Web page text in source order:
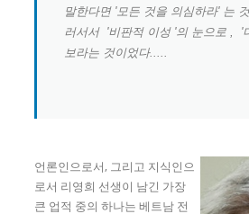
말한다면 '모든 것을 의심하라' 는
러서서 '비판적 이성 '의 눈으로 , '
보라는 것이었다.....
언론인으로서, 그리고 지식인으
로서 리영희 선생이 남긴 가장
큰 업적 중의 하나는 베트남 전